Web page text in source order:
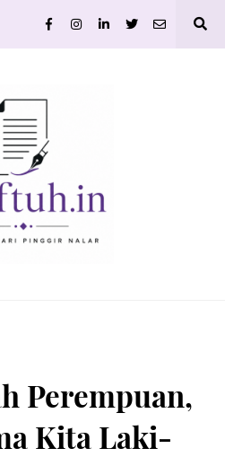
Perempuan,
Kita Laki-